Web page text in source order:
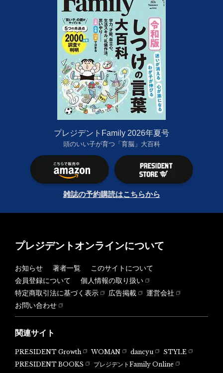
プレジデントFamily 2026年夏号
頭のいい子が育つ「育脳」大百科
雑誌の予約購読はこちらから
プレジデントオンラインについて
お知らせ 著者一覧
このサイトについて
会員登録について
個人情報の取り扱い
特定商取引法に基づく表示
広告掲載
運営会社
お問い合わせ
関連サイト
PRESIDENT Growth WOMAN dancyu
STYLE
PRESIDENT BOOKS
プレジデントFamily Online